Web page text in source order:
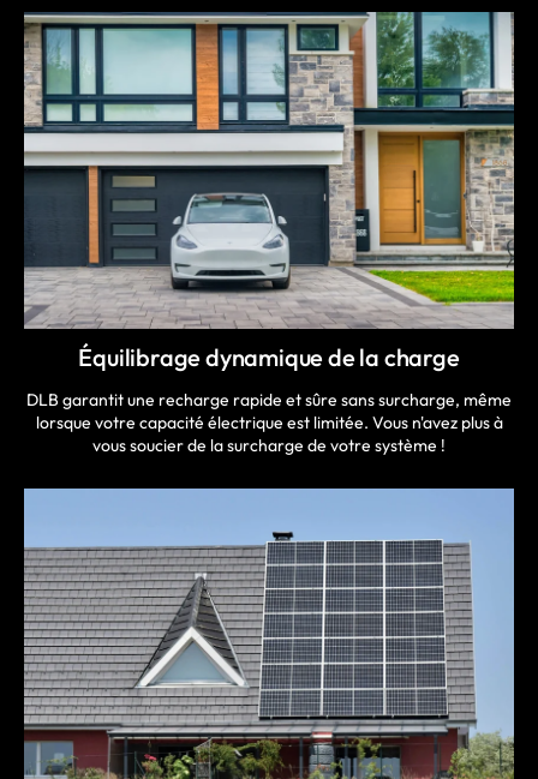
Équilibrage dynamique de la charge
DLB garantit une recharge rapide et sûre sans surcharge, même
lorsque votre capacité électrique est limitée. Vous n'avez plus à
vous soucier de la surcharge de votre système !